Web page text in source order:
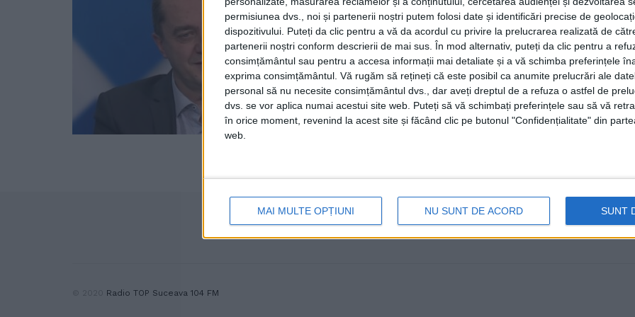
permisiunea dvs., noi și partenerii noștri putem folosi date și identificări precise de
dispozitivului. Puteți da clic pentru a vă da acordul cu privire la prelucrarea realizată de
partenerii noștri conform descrierii de mai sus. În mod alternativ, puteți da clic pentru a
consimțământul sau pentru a accesa informații mai detaliate și a vă schimba preferințele
exprima consimțământul. Vă rugăm să rețineți că este posibil ca anumite prelucrări ale
personal să nu necesite consimțământul dvs., dar aveți dreptul de a refuza o astfel de
dvs. se vor aplica numai acestui site web. Puteți să vă schimbați preferințele sau să vă
în orice moment, revenind la acest site și făcând clic pe butonul "Confidențialitate" din
web.
MAI MULTE OPȚIUNI NU SUNT DE ACORD SUNT
județul Suceava și i-a fost
Hîncu la Spitalul Județean
1 APRILIE, 2024
Președintele Colegiului Medicilor Suceava, medicul
Lupașcu, șeful Clinicii Chirurgie II de la Spitalul ...
Radio TOP Suceava 104 FM